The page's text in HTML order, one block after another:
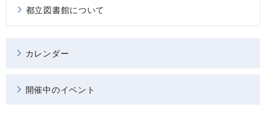
都立図書館について
カレンダー
開催中のイベント